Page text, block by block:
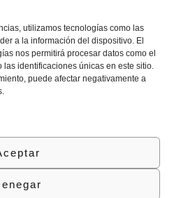
utilizamos tecnologías como las
a la información del dispositivo. El
nos permitirá procesar datos como el
identificaciones únicas en este sitio.
puede afectar negativamente a
Política
de
Política
Calidad
(+34)
935